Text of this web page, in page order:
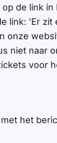
de link
link: 'Er zit
onze
niet naar
voor
het